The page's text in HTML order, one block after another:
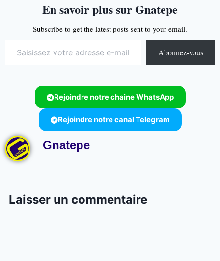
En savoir plus sur Gnatepe
Subscribe to get the latest posts sent to your email.
Abonnez-vous
Rejoindre notre chaine WhatsApp
Rejoindre notre canal Telegram
Gnatepe
Laisser un commentaire